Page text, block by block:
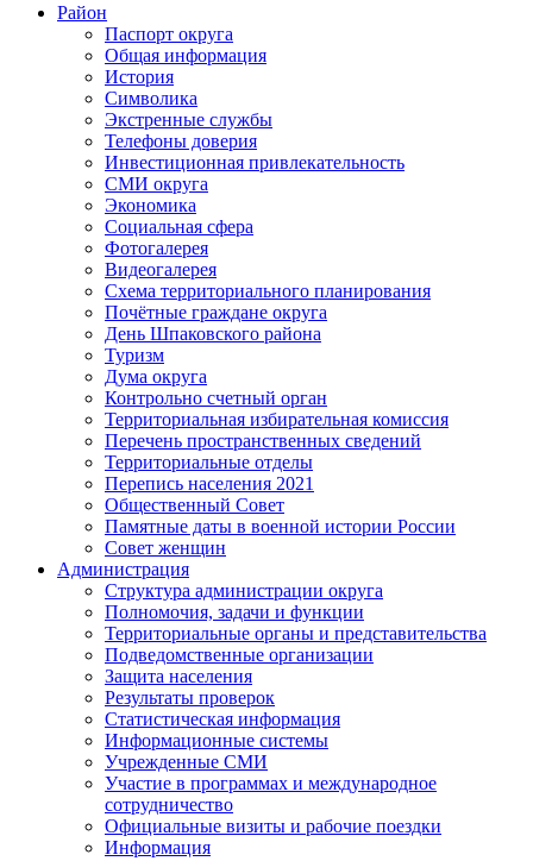
Район
Паспорт округа
Общая информация
История
Символика
Экстренные службы
Телефоны доверия
Инвестиционная привлекательность
СМИ округа
Экономика
Социальная сфера
Фотогалерея
Видеогалерея
Схема территориального планирования
Почётные граждане округа
День Шпаковского района
Туризм
Дума округа
Контрольно счетный орган
Территориальная избирательная комиссия
Перечень пространственных сведений
Территориальные отделы
Перепись населения 2021
Общественный Совет
Памятные даты в военной истории России
Совет женщин
Администрация
Структура администрации округа
Полномочия, задачи и функции
Территориальные органы и представительства
Подведомственные организации
Защита населения
Результаты проверок
Статистическая информация
Информационные системы
Учрежденные СМИ
Участие в программах и международное
сотрудничество
Официальные визиты и рабочие поездки
Информация